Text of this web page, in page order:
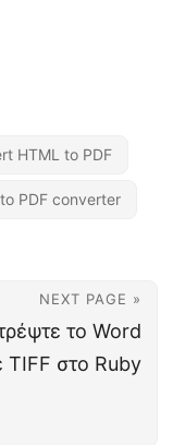
HTML to PDF
PDF converter
NEXT PAGE »
το Word
TIFF στο Ruby